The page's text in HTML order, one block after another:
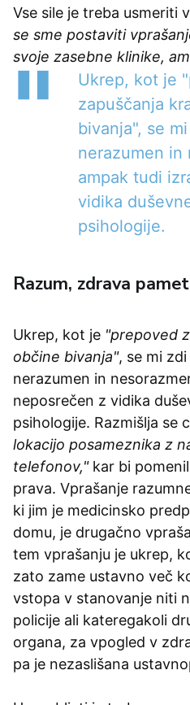
Vse sile je treba usmeriti
se sme postaviti
svoje zasebne klinike,
Ukrep, kot je
zapuščanja
bivanja", se
nerazumen in
ampak tudi
vidika
psihologije.
Razum, zdrava
Ukrep, kot je "prepoved
občine bivanja", se mi
nerazumen in
neposrečen z vidika
psihologije. Razmišlja se
lokacijo posameznika z
telefonov,"kar bi
prava. Vprašanje
ki jim je medicinsko
domu, je drugačno
tem vprašanju je ukrep,
zato zame ustavno več
vstopa v stanovanje niti
policije ali kateregakoli
organa, za vpogled v
pa je nezaslišana